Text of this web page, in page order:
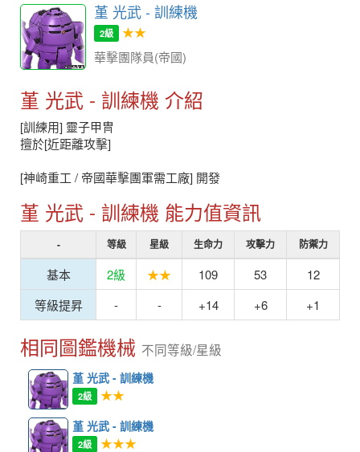
堇 光武 - 訓練機
2級
★★
華擊團隊員(帝國)
堇 光武 - 訓練機 介紹
[訓練用] 靈子甲冑
擅於[近距離攻擊]
[神崎重工 / 帝國華擊團軍需工廠] 開發
堇 光武 - 訓練機 能力值資訊
- 等級 星級 生命力 攻擊力 防禦力
基本 2級 ★★ 109 53
12
等級提昇
- - +14 +6 +1
相同圖鑑機械 不同等級/星級
堇 光武 - 訓練機
2級 ★★
堇 光武 - 訓練機
2級 ★★★